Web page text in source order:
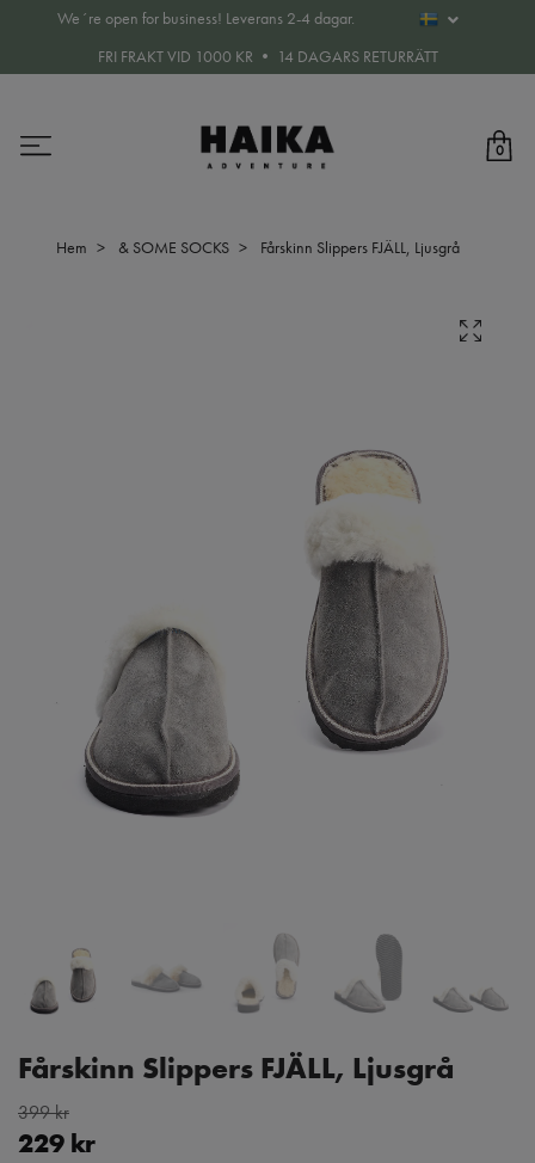
We´re open for business! Leverans 2-4 dagar.
FRI FRAKT VID 1000 KR • 14 DAGARS RETURRÄTT
0
Hem & SOME SOCKS Fårskinn Slippers FJÄLL, Ljusgrå
Fårskinn Slippers FJÄLL, Ljusgrå
399 kr
229 kr